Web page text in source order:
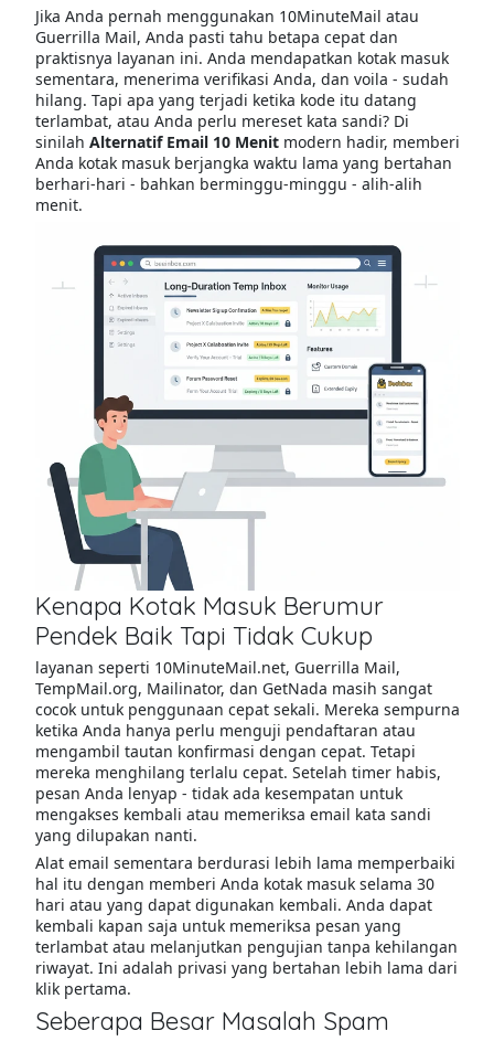
Jika Anda pernah menggunakan 10MinuteMail atau
Guerrilla Mail, Anda pasti tahu betapa cepat dan
praktisnya layanan ini. Anda mendapatkan kotak masuk
sementara, menerima verifikasi Anda, dan voila - sudah
hilang. Tapi apa yang terjadi ketika kode itu datang
terlambat, atau Anda perlu mereset kata sandi? Di
sinilah Alternatif Email 10 Menitmodern hadir, memberi
Anda kotak masuk berjangka waktu lama yang bertahan
berhari-hari - bahkan berminggu-minggu - alih-alih
menit.
Kenapa Kotak Masuk Berumur
Pendek Baik Tapi Tidak Cukup
layanan seperti 10MinuteMail.net, Guerrilla Mail,
TempMail.org, Mailinator, dan GetNada masih sangat
cocok untuk penggunaan cepat sekali. Mereka sempurna
ketika Anda hanya perlu menguji pendaftaran atau
mengambil tautan konfirmasi dengan cepat. Tetapi
mereka menghilang terlalu cepat. Setelah timer habis,
pesan Anda lenyap - tidak ada kesempatan untuk
mengakses kembali atau memeriksa email kata sandi
yang dilupakan nanti.
Alat email sementara berdurasi lebih lama memperbaiki
hal itu dengan memberi Anda kotak masuk selama 30
hari atau yang dapat digunakan kembali. Anda dapat
kembali kapan saja untuk memeriksa pesan yang
terlambat atau melanjutkan pengujian tanpa kehilangan
riwayat. Ini adalah privasi yang bertahan lebih lama dari
klik pertama.
Seberapa Besar Masalah Spam